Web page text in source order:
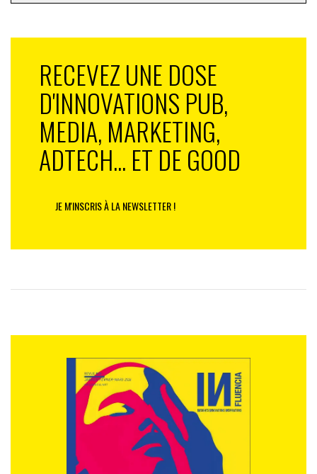
RECEVEZ UNE DOSE
D'INNOVATIONS PUB,
MEDIA, MARKETING,
ADTECH... ET DE GOOD
JE M'INSCRIS À LA NEWSLETTER !